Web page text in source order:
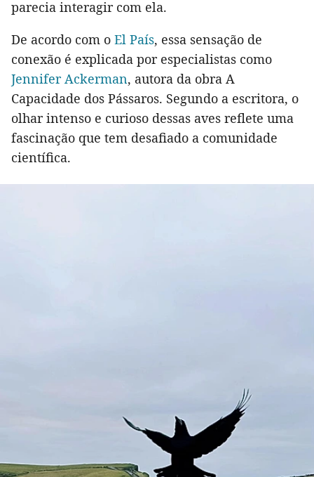
parecia interagir com ela.
De acordo com o El País, essa sensação de
conexão é explicada por especialistas como
Jennifer Ackerman, autora da obra A
Capacidade dos Pássaros. Segundo a escritora, o
olhar intenso e curioso dessas aves reflete uma
fascinação que tem desafiado a comunidade
científica.